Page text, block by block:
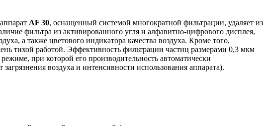
AF 30, оснащенный системой многократной фильтрации, удаляет из
фильтра из активированного угля и алфавитно-цифрового дисплея,
а также цветового индикатора качества воздуха. Кроме того,
тихой работой. Эффективность фильтрации частиц размерами 0,3 мкм
при которой его производительность автоматически
воздуха и интенсивности использования аппарата).